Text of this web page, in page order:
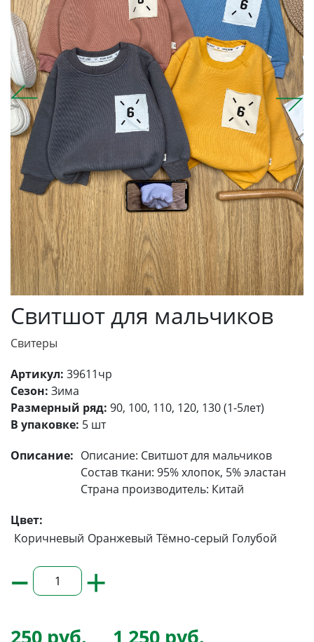
Свитшот для мальчиков
Свитеры
Артикул: 39611чр
Сезон: Зима
Размерный ряд: 90, 100, 110, 120, 130 (1-5лет)
В упаковке: 5 шт
Описание: Описание: Свитшот для мальчиков
Состав ткани: 95% хлопок, 5% эластан
Страна производитель: Китай
Цвет:
Коричневый Оранжевый Тёмно-серый Голубой
250 руб. 1 250 руб.
– +